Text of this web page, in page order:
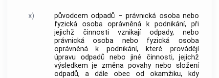
x) původcem odpadů – právnická osoba nebo
fyzická osobaoprávněná k podnikání, při
jejichž činnosti vznikají odpady, nebo
právnická osoba nebo fyzická osoba
oprávněná k podnikání, které provádějí
úpravu odpadů nebo jiné činnosti, jejichž
výsledkem je změna povahy nebo složení
odpadů, a dáleobec od okamžiku, kdy